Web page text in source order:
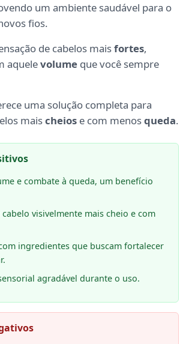
um ambiente saudável para o
fios.
de cabelos maisfortes,
aquelevolume que você sempre
uma solução completa para
maischeios e com menosqueda.
e combate à queda, um benefício
visivelmente mais cheio e com
ingredientes que buscam fortalecer
agradável durante o uso.